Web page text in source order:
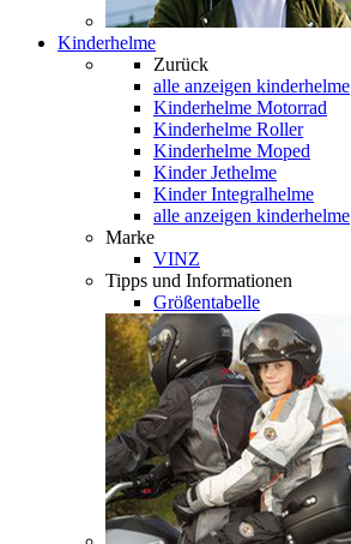
Kinderhelme
Zurück
alle anzeigen kinderhelme
Kinderhelme Motorrad
Kinderhelme Roller
Kinderhelme Moped
Kinder Jethelme
Kinder Integralhelme
alle anzeigen kinderhelme
Marke
VINZ
Tipps und Informationen
Größentabelle